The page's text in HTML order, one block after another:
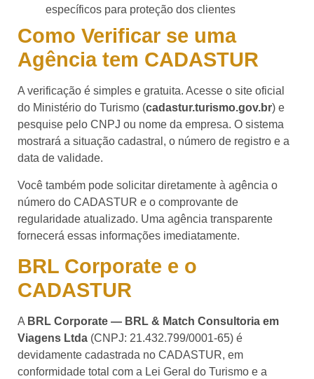
específicos para proteção dos clientes
Como Verificar se uma
Agência tem CADASTUR
A verificação é simples e gratuita. Acesse o site oficial
do Ministério do Turismo (cadastur.turismo.gov.br) e
pesquise pelo CNPJ ou nome da empresa. O sistema
mostrará a situação cadastral, o número de registro e a
data de validade.
Você também pode solicitar diretamente à agência o
número do CADASTUR e o comprovante de
regularidade atualizado. Uma agência transparente
fornecerá essas informações imediatamente.
BRL Corporate e o
CADASTUR
A BRL Corporate — BRL & Match Consultoria em
Viagens Ltda (CNPJ: 21.432.799/0001-65) é
devidamente cadastrada no CADASTUR, em
conformidade total com a Lei Geral do Turismo e a